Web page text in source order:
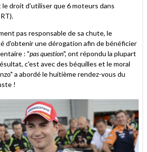
droit d'utiliser que 6 moteurs dans
pas responsable de sa chute, le
d'obtenir une dérogation afin de bénéficier
: "pas question", ont répondu la plupart
c'est avec des béquilles et le moral
a abordé le huitième rendez-vous du
!